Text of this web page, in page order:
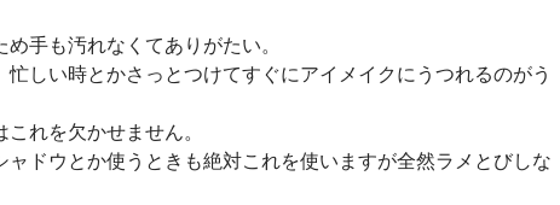
手も汚れなくてありがたい。
忙しい時とかさっとつけてすぐにアイメイクにうつれるのがう
れを欠かせません。
ャドウとか使うときも絶対これを使いますが全然ラメとびしな